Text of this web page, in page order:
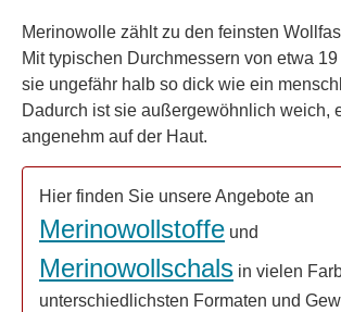
Merinowolle zählt zu den feinsten
Mit typischen Durchmessern von etwa
sie ungefähr halb so dick wie ein
Dadurch ist sie außergewöhnlich weich,
angenehm auf der Haut.
Hier finden Sie unsere Angebote an
Merinowollstoffe und
Merinowollschals in vielen
unterschiedlichsten Formaten und